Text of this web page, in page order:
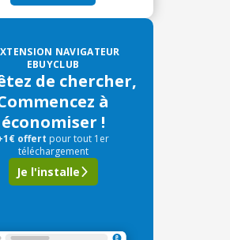
NAVIGATEUR
EBUYCLUB
de chercher,
à
économiser !
offert pour tout 1er
téléchargement
Je l'installe